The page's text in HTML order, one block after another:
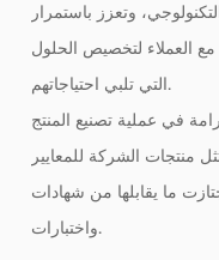
وتعزز باستمرار
العملاء لتخصيص الحلول
التي تلبي احتياجاتهم.
في عملية تصنيع المنتج
منتجات الشركة للمعايير
ما يقابلها من شهادات
واختبارات.